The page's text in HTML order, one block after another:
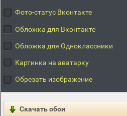
Фото-статус Вконтакте
Обложка для Вконтакте
Обложка для Одноклассники
Картинка на аватарку
Обрезать изображение
Скачать обои